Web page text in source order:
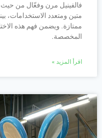
فالفينيل مرن وفعّال من حيث
متين ومتعدد الاستخدامات،
ممتازة. ويضمن فهم هذه
المخصصة.
اقرأ المزيد »